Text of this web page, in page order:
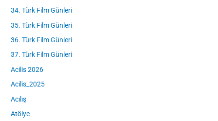
34. Türk Film Günleri
35. Türk Film Günleri
36. Türk Film Günleri
37. Türk Film Günleri
Acilis 2026
Acilis_2025
Acılış
Atölye